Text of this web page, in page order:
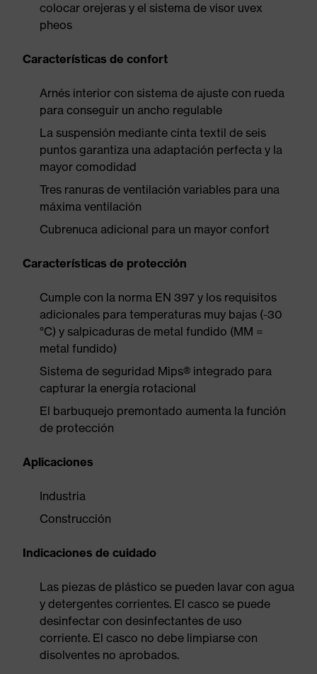
colocar orejeras y el sistema de visor uvex
pheos
Características de confort
Arnés interior con sistema de ajuste con rueda
para conseguir un ancho regulable
La suspensión mediante cinta textil de seis
puntos garantiza una adaptación perfecta y la
mayor comodidad
Tres ranuras de ventilación variables para una
máxima ventilación
Cubrenuca adicional para un mayor confort
Características de protección
Cumple con la norma EN 397 y los requisitos
adicionales para temperaturas muy bajas (-30
°C) y salpicaduras de metal fundido (MM =
metal fundido)
Sistema de seguridad Mips® integrado para
capturar la energía rotacional
El barbuquejo premontado aumenta la función
de protección
Aplicaciones
Industria
Construcción
Indicaciones de cuidado
Las piezas de plástico se pueden lavar con agua
y detergentes corrientes. El casco se puede
desinfectar con desinfectantes de uso
corriente. El casco no debe limpiarse con
disolventes no aprobados.